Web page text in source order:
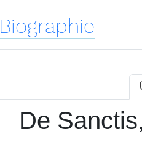
Biographie
De